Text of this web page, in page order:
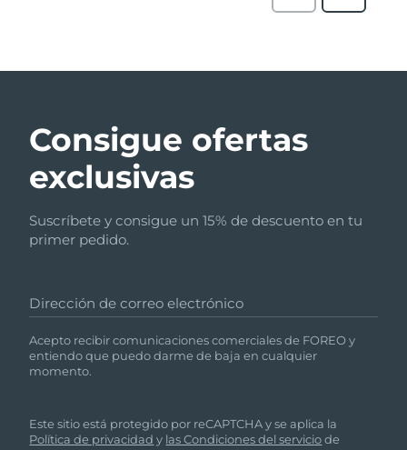
Consigue ofertas
exclusivas
Suscríbete y consigue un 15% de descuento en tu
primer pedido.
Dirección de correo electrónico
Acepto recibir comunicaciones comerciales de FOREO y
entiendo que puedo darme de baja en cualquier
momento.
Este sitio está protegido por reCAPTCHA y se aplica la
Política de privacidad y las Condiciones del serviciode